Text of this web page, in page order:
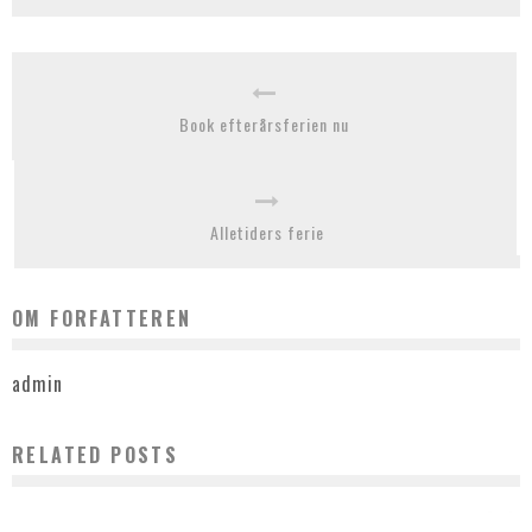
Book efterårsferien nu
Alletiders ferie
OM FORFATTEREN
admin
RELATED POSTS